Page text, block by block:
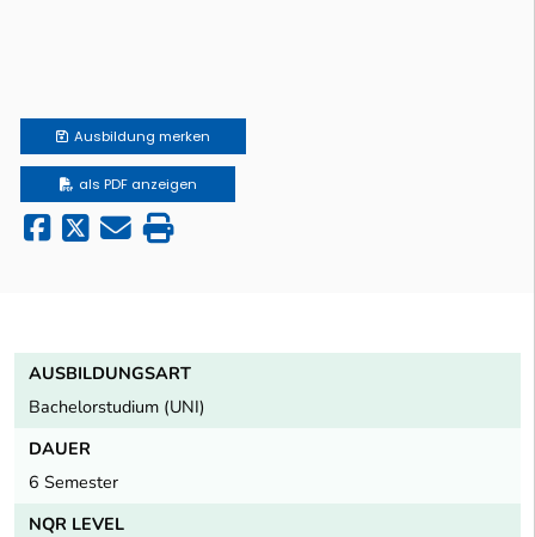
Ausbildung merken
als PDF anzeigen
AUSBILDUNGSART
Bachelorstudium (UNI)
DAUER
6 Semester
NQR LEVEL